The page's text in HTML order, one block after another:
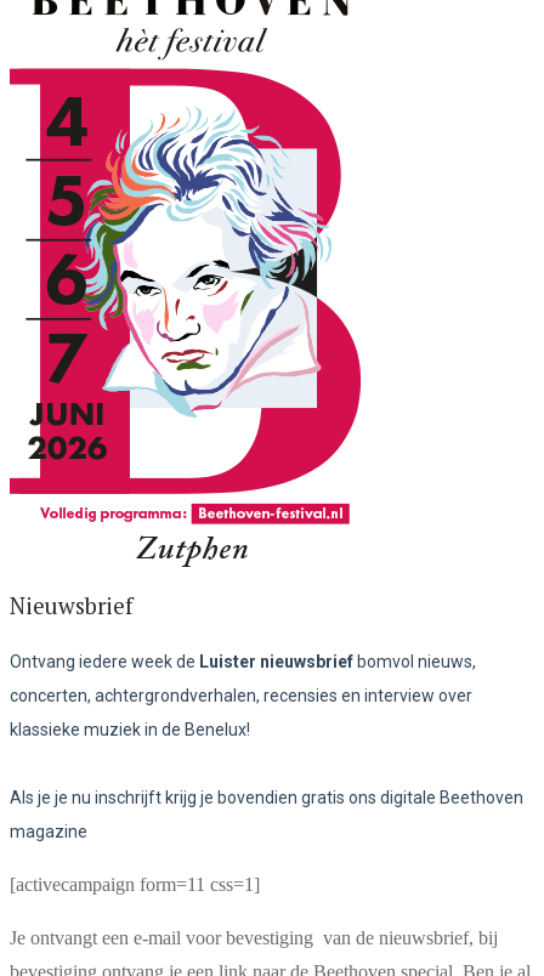
Nieuwsbrief
Ontvang iedere week de Luister nieuwsbrief bomvol nieuws,
concerten, achtergrondverhalen, recensies en interview over
klassieke muziek in de Benelux!
Als je je nu inschrijft krijg je bovendien gratis ons digitale Beethoven
magazine
[activecampaign form=11 css=1]
Je ontvangt een e-mail voor bevestiging van de nieuwsbrief, bij